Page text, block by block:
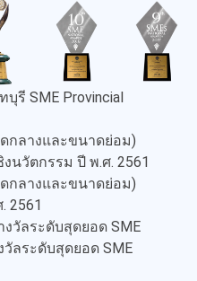
รี SME Provincial
กลางและขนาดย่อม)
นวัตกรรม ปี พ.ศ. 2561
กลางและขนาดย่อม)
2561
งวัลระดับสุดยอด SME
วัลระดับสุดยอด SME